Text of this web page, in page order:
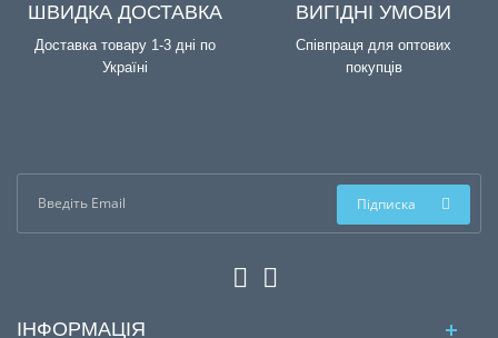
ШВИДКА ДОСТАВКА
Доставка товару 1-3 дні по
Україні
ВИГІДНІ УМОВИ
Співпраця для оптових
покупців
Підписка
ІНФОРМАЦІЯ